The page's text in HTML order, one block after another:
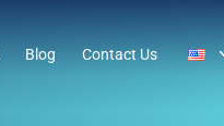
Blog Contact Us